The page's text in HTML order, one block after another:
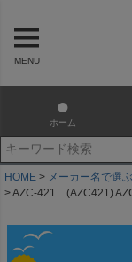
MENU
ホーム
HOME メーカー名で選ぶ
AZC-421 (AZC421)